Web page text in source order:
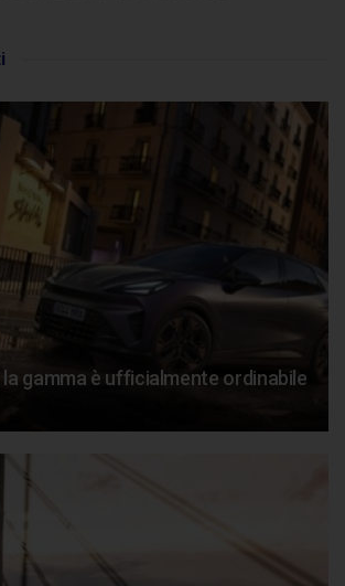
la gamma è ufficialmente ordinabile